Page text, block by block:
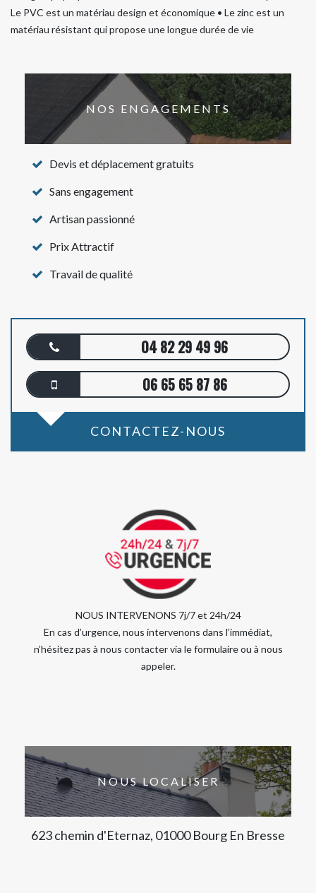
Le PVC est un matériau design et économique • Le zinc est un
matériau résistant qui propose une longue durée de vie
NOS ENGAGEMENTS
Devis et déplacement gratuits
Sans engagement
Artisan passionné
Prix Attractif
Travail de qualité
04 82 29 49 96
06 65 65 87 86
CONTACTEZ-NOUS
NOUS INTERVENONS 7j/7 et 24h/24
En cas d’urgence, nous intervenons dans l’immédiat,
n’hésitez pas à nous contacter via le formulaire ou à nous
appeler.
NOUS LOCALISER
623 chemin d'Eternaz, 01000 Bourg En Bresse